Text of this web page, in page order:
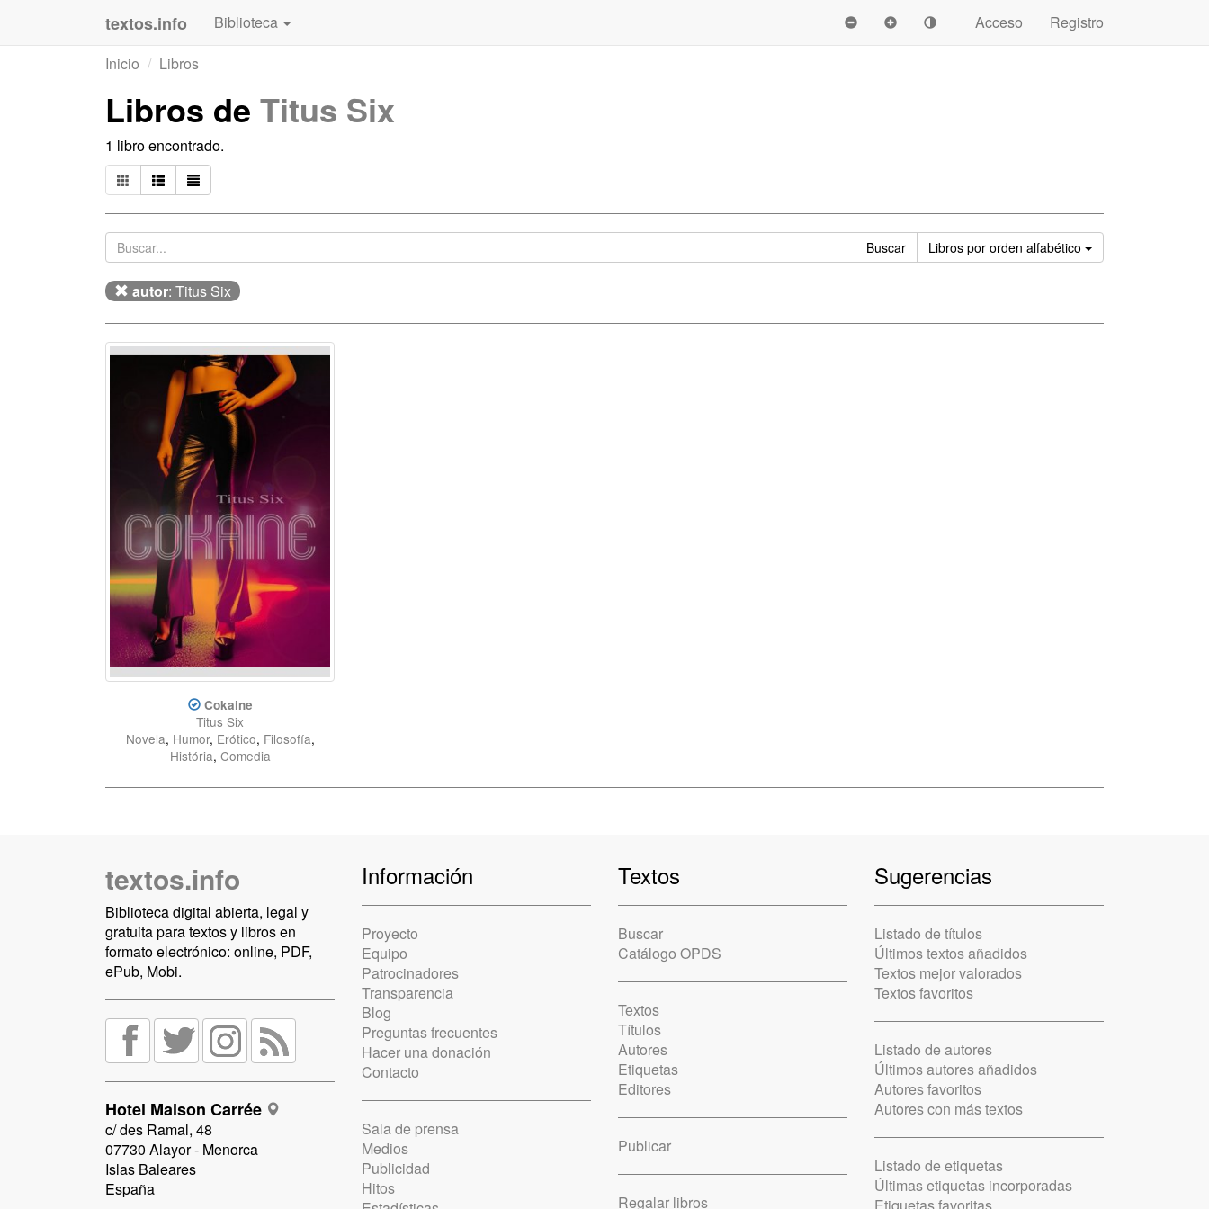
textos.info Biblioteca Acceso
Registro
Inicio
Libros
Libros de Titus Six
1 libro encontrado.
Buscar Libros por orden alfabético Ordenar
autor: Titus Six
Cokaine
Titus Six
Novela, Humor, Erótico, Filosofía,
História, Comedia
textos.info
Biblioteca digital abierta, legal y
gratuita para textos y libros en
formato electrónico: online, PDF,
ePub, Mobi.
Hotel Maison Carrée
c/ des Ramal, 48
07730 Alayor - Menorca
Islas Baleares
España
Información
Proyecto
Equipo
Patrocinadores
Transparencia
Blog
Preguntas frecuentes
Hacer una donación
Contacto
Sala de prensa
Medios
Publicidad
Hitos
Textos
Buscar
Catálogo OPDS
Textos
Títulos
Autores
Etiquetas
Editores
Publicar
Regalar libros
Sugerencias
Listado de títulos
Últimos textos añadidos
Textos mejor valorados
Textos favoritos
Listado de autores
Últimos autores añadidos
Autores favoritos
Autores con más textos
Listado de etiquetas
Últimas etiquetas incorporadas